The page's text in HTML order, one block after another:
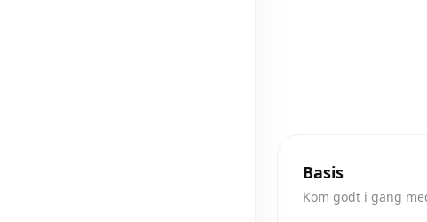
Basis
Kom godt i gang